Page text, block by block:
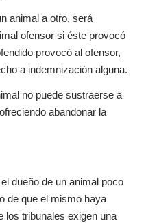
animal a otro, será
ofensor si éste provocó
provocó al ofensor,
a indemnización alguna.
no puede sustraerse a
abandonar la
dueño de un animal poco
de que el mismo haya
los tribunales exigen una